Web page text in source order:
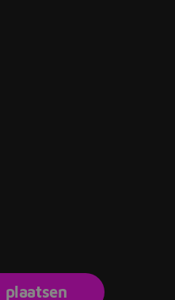
plaatsen